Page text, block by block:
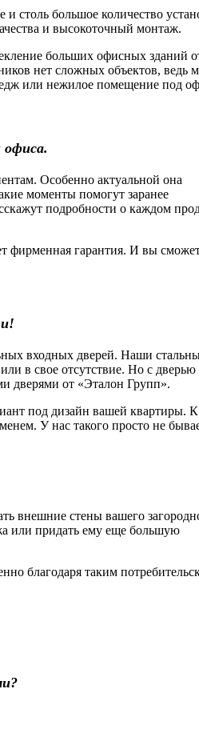
столь большое количество
и высокоточный монтаж.
больших офисных зданий
нет сложных объектов, ведь
или нежилое помещение под
офиса.
Особенно актуальной она
моменты помогут заранее
подробности о каждом
фирменная гарантия. И вы
входных дверей. Наши
в свое отсутствие. Но с
дверями от «Эталон Групп».
под дизайн вашей квартиры. К
У нас такого просто не
внешние стены вашего
или придать ему еще большую
благодаря таким